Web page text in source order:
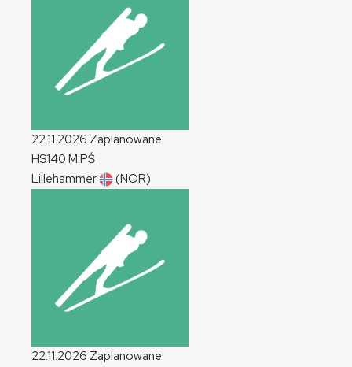
22.11.2026 Zaplanowane
HS140 M PŚ
Lillehammer
(NOR)
22.11.2026 Zaplanowane